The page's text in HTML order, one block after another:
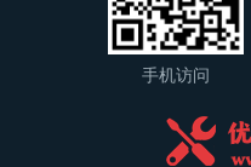
手机访问